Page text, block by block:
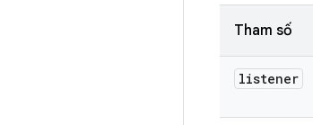
Tham số
listener